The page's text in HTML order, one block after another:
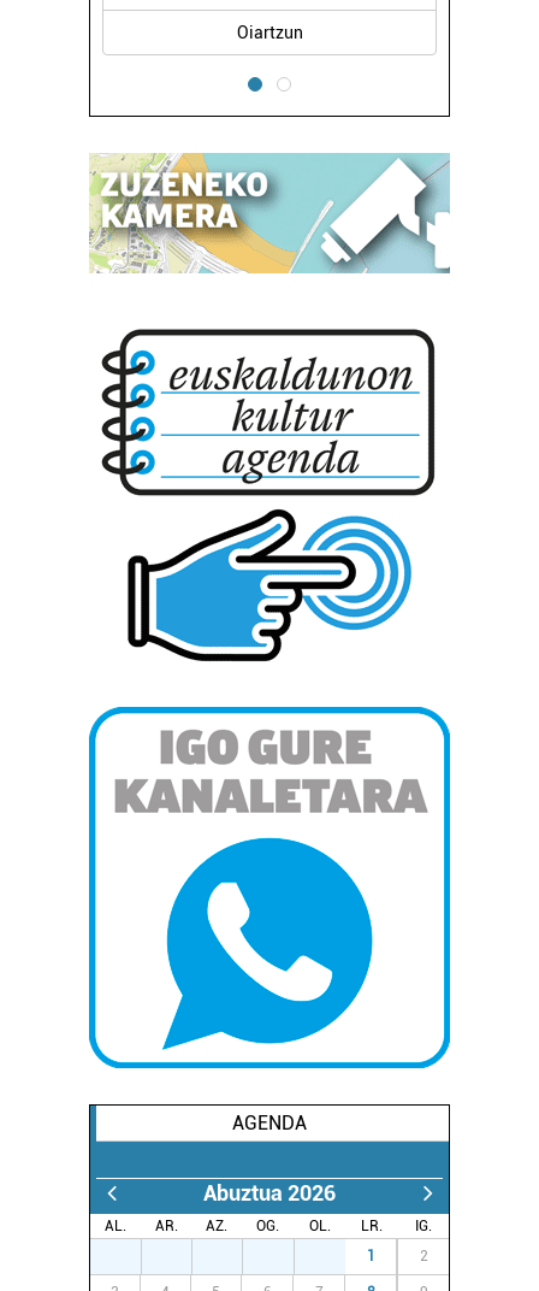
Oiartzun
AGENDA
Abuztua 2026
AL. AR. AZ. OG. OL. LR.
IG.
1 2